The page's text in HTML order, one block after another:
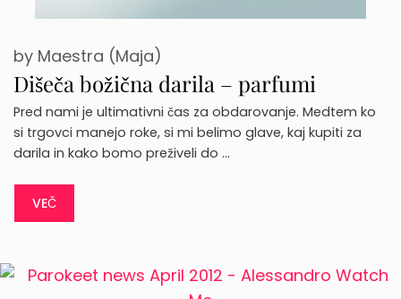
Dišeča božična darila – parfumi
by Maestra (Maja)
Pred nami je ultimativni čas za obdarovanje. Medtem ko
si trgovci manejo roke, si mi belimo glave, kaj kupiti za
darila in kako bomo preživeli do …
VEČ